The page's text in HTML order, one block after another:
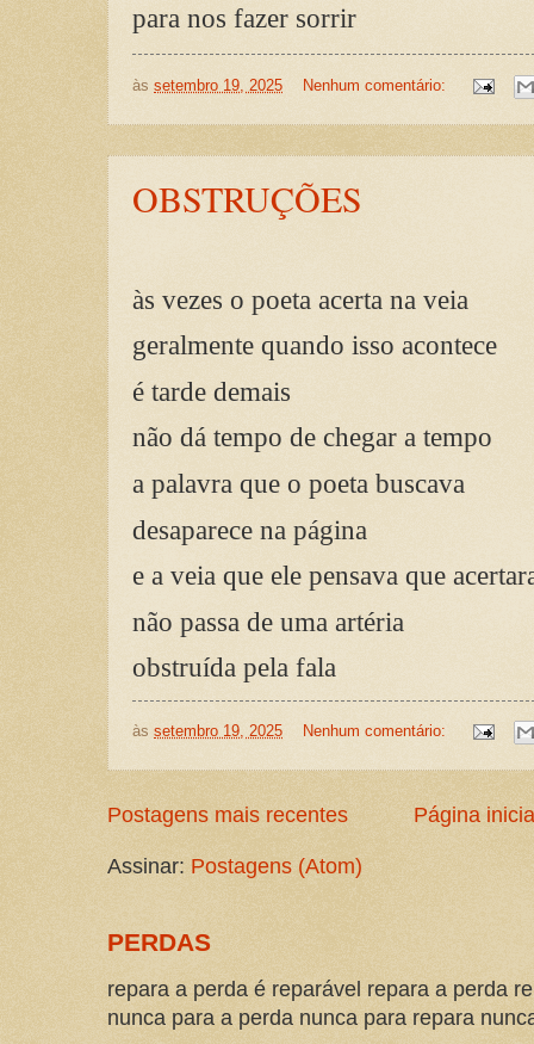
para nos fazer sorrir
às setembro 19, 2025 Nenhum comentário:
OBSTRUÇÕES
às vezes o poeta acerta na veia
geralmente quando isso acontece
é tarde demais
não dá tempo de chegar a tempo
a palavra que o poeta buscava
desaparece na página
e a veia que ele pensava que
não passa de uma artéria
obstruída pela fala
às setembro 19, 2025 Nenhum comentário:
Postagens mais recentes Página
Assinar: Postagens (Atom)
PERDAS
repara a perda é reparável repara a perda
nunca para a perda nunca para repara